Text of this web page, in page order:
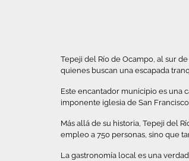
Tepeji del Río de Ocampo, al sur
quienes buscan una escapada
Este encantador municipio es una
imponente iglesia de San
Más allá de su historia, Tepeji del
empleo a 750 personas, sino que
La gastronomía local es una